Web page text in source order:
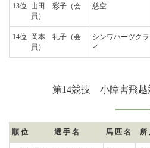
13位 山田 彩子 （会
員）
慈空
14位 岡本 礼子 （会
員）
シンワハーツクラ
イ
第14競技 小障害飛越
順位 選手名 馬匹名 所